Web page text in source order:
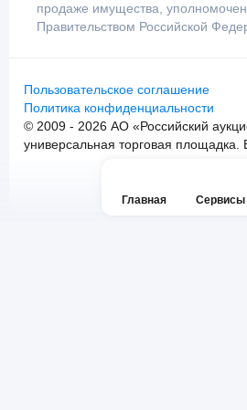
Главная Сервисы
продаже имущества,
Правительством Российской
Пользовательское соглашение
Политика конфиденциальности
© 2009 - 2026 АО «Российский
универсальная торговая